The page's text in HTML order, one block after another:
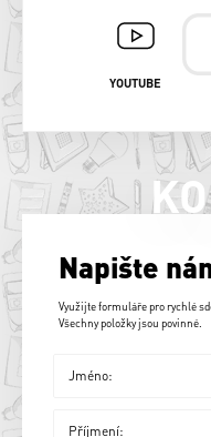
YOUTUBE
Napište
Využijte formuláře pro rychlé
Všechny položky jsou povinné.